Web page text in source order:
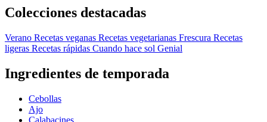
Colecciones destacadas
Verano Recetas veganas Recetas vegetarianas Frescura Recetas
ligeras Recetas rápidas Cuando hace sol Genial
Ingredientes de temporada
Cebollas
Ajo
Calabacines